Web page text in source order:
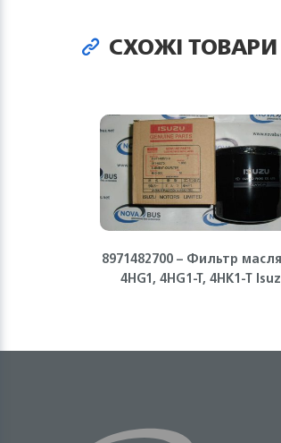
СХОЖІ ТОВАРИ
8971482700 – Фильтр
4HG1, 4HG1-T, 4HK1-T